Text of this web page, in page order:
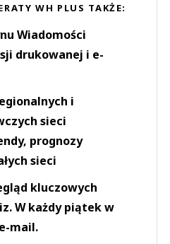
WH PLUS TAKŻE:
Wiadomości
drukowanej i e-
i
sieci
prognozy
sieci
kluczowych
W każdy piątek w
mail.